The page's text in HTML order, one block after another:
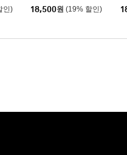
인)
Conference Of The Bir
18,500원 (19% 할인)